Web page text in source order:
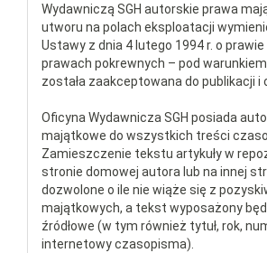
Wydawniczą SGH autorskie prawa
utworu na polach eksploatacji
Ustawy z dnia 4 lutego 1994 r. o
prawach pokrewnych – pod
została zaakceptowana do publikacji i
Oficyna Wydawnicza SGH posiada
majątkowe do wszystkich treści
Zamieszczenie tekstu artykuły w
stronie domowej autora lub na innej
dozwolone o ile nie wiąże się z
majątkowych, a tekst wyposażony
źródłowe (w tym również tytuł, rok,
internetowy czasopisma).